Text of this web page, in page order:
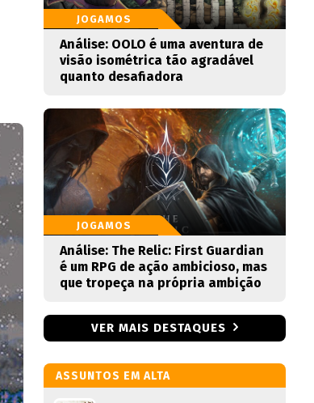
JOGAMOS
Análise: OOLO é uma aventura de
visão isométrica tão agradável
quanto desafiadora
JOGAMOS
Análise: The Relic: First Guardian
é um RPG de ação ambicioso, mas
que tropeça na própria ambição
VER MAIS DESTAQUES
ASSUNTOS EM ALTA